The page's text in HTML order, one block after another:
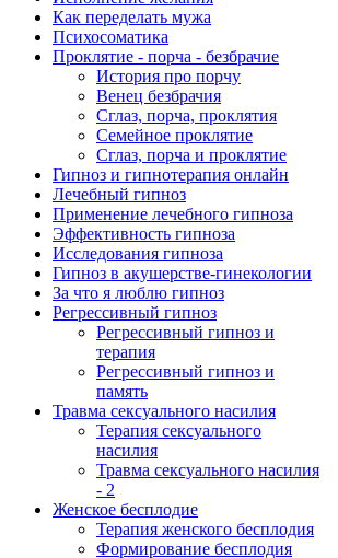
Как переделать мужа
Психосоматика
Проклятие - порча - безбрачие
История про порчу
Венец безбрачия
Сглаз, порча, проклятия
Семейное проклятие
Сглаз, порча и проклятие
Гипноз и гипнотерапия онлайн
Лечебный гипноз
Применение лечебного гипноза
Эффективность гипноза
Исследования гипноза
Гипноз в акушерстве-гинекологии
За что я люблю гипноз
Регрессивный гипноз
Регрессивный гипноз и
терапия
Регрессивный гипноз и
память
Травма сексуального насилия
Терапия сексуального
насилия
Травма сексуального насилия
- 2
Женское бесплодие
Терапия женского бесплодия
Формирование бесплодия